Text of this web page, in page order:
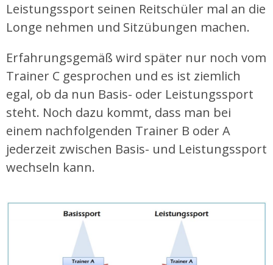
Leistungssport seinen Reitschüler mal an die
Longe nehmen und Sitzübungen machen.
Erfahrungsgemäß wird später nur noch vom
Trainer C gesprochen und es ist ziemlich
egal, ob da nun Basis- oder Leistungssport
steht. Noch dazu kommt, dass man bei
einem nachfolgenden Trainer B oder A
jederzeit zwischen Basis- und Leistungssport
wechseln kann.